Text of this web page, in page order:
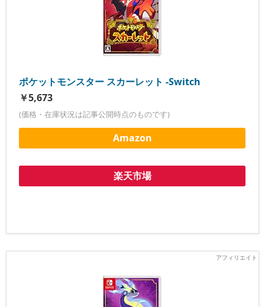
ポケットモンスター スカーレット -Switch
￥5,673
(価格・在庫状況は記事公開時点のものです)
Amazon
楽天市場